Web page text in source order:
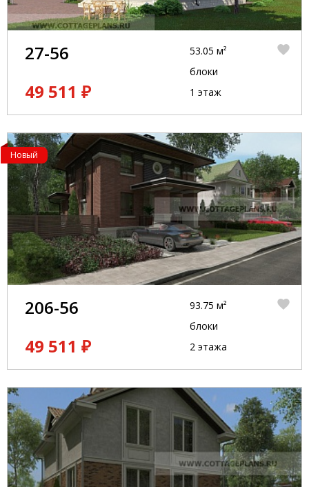
27-56
49 511 ₽
53.05 м²
блоки
1 этаж
Новый
206-56
49 511 ₽
93.75 м²
блоки
2 этажа